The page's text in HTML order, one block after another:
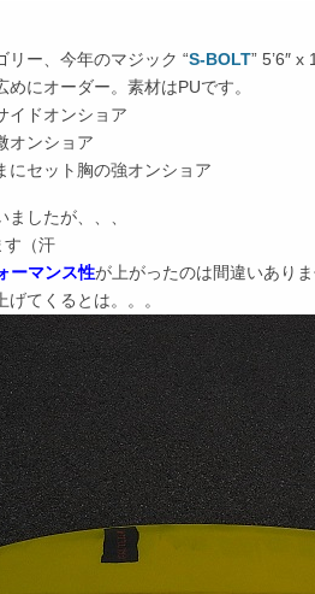
リー、今年のマジック “S-BOLT” 5’6″ x
にオーダー。素材はPUです。
イドオンショア
オンショア
にセット胸の強オンショア
したが、、、
す（汗
ーマンス性が上がったのは間違いありま
げてくるとは。。。